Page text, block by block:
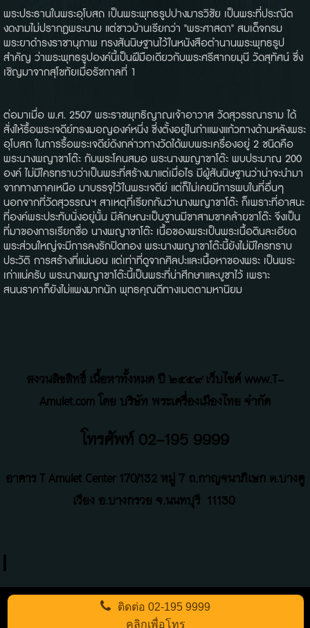
พระประธานในพระอุโบสถ เป็นพระพุทธรูปปางมารวิชัย เป็นพระที่ประณีต
งดงามไม่ปรากฏพระนาม แต่ชาวบ้านเรียกว่า "พระศาสดา" สมเด็จกรม
พระยาดำรงราชานุภาพ ทรงสันนิษฐานไว้ในหนังสือตำนานพระพุทธรูป
สำคัญ ว่าพระพุทธรูปองค์นี้เป็นฝีมือเดียวกับพระศรีสากยมุนี วัดสุทัศน์ ซึ่ง
เชิญมาจากสุโขทัยเมื่อรัชกาลที่ 1
ต่อมาเมื่อ พ.ศ. 2507 พระราชพุทธิญาณเจ้าอาวาส วัดสุวรรณาราม ได้
สั่งให้รื้อพระเจดีย์ทรงมอญองค์หนึ่ง ซึ่งตั้งอยู่ในกำแพงแก้วทางด้านหลังพระ
อุโบสถ ในการรื้อพระเจดีย์ดังกล่าวทางวัดได้พบพระเครื่องอยู่ 2 ชนิดคือ
พระนางพญาขาโต๊ะ กับพระโคนสมอ พระนางพญาขาโต๊ะ พบประมาณ 200
องค์ ไม่มีใครทราบว่าเป็นพระที่สร้างมาแต่เมื่อไร มีผู้สันนิษฐานว่าน่าจะนำมา
จากทางภาคเหนือ มาบรรจุไว้ในพระเจดีย์ แต่ก็ไม่เคยมีการพบในที่อื่นๆ
นอกจากที่วัดสุวรรณฯ สาเหตุที่เรียกกันว่านางพญาขาโต๊ะ ก็เพราะที่อาสนะ
ที่องค์พระประทับนั่งอยู่นั้น มีลักษณะเป็นฐานมีขาสามขาคล้ายขาโต๊ะ จึงเป็น
ที่มาของการเรียกชื่อ นางพญาขาโต๊ะ เนื้อของพระเป็นพระเนื้อดินละเอียด
พระส่วนใหญ่จะมีการลงรักปิดทอง พระนางพญาขาโต๊ะนี้ยังไม่มีใครทราบ
ประวัติ การสร้างที่แน่นอน แต่เท่าที่ดูจากศิลปะและเนื้อหาของพระ เป็นพระ
เก่าแน่ครับ พระนางพญาขาโต๊ะนี้เป็นพระที่น่าศึกษาและบูชาไว้ เพราะ
สนนราคาก็ยังไม่แพงมากนัก พุทธคุณดีทางเมตตามหานิยม
สงวนลิขสิทธิ์ เนื้อหาทั้งหมด ปี ๒๕๕๙ เว็บไซค์ www.T-
Amulet.com โดย บริษัท พระเครื่องเมืองไทย จำกัด
โทรศัพท์ 02-195 9999
อาคาร T Amulet Center170/132 หมู่ 7 ถ.กาญจนาภิเษก ต.บางคู
เวียง อ.บางกรวย จ.นนทบุรี 11130
ติดต่อ02-195 9999
คลิกเพื่อโทร